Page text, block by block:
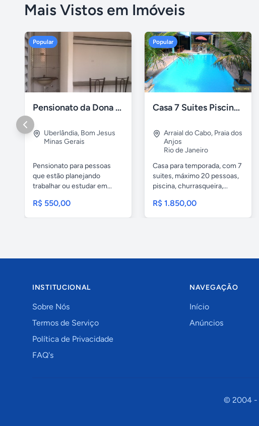
Mais Vistos em Imóveis
Popular
Pensionato da Dona Maria - Uberlândia/MG
Uberlândia, Bom Jesus
Minas Gerais
Pensionato para pessoas
que estão planejando
trabalhar ou estudar em...
R$ 550,00
Popular
Casa 7 Suites Piscina - Praia dos Anjos
Arraial do Cabo, Praia dos
Anjos
Rio de Janeiro
Casa para temporada, com 7
suites, máximo 20 pessoas,
piscina, churrasqueira,...
R$ 1.850,00
INSTITUCIONAL
Sobre Nós
Termos de Serviço
Política de Privacidade
FAQ's
NAVEGAÇÃO
Início
Anúncios
© 2004 -